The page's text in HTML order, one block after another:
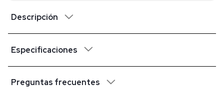
Descripción
Especificaciones
Preguntas frecuentes